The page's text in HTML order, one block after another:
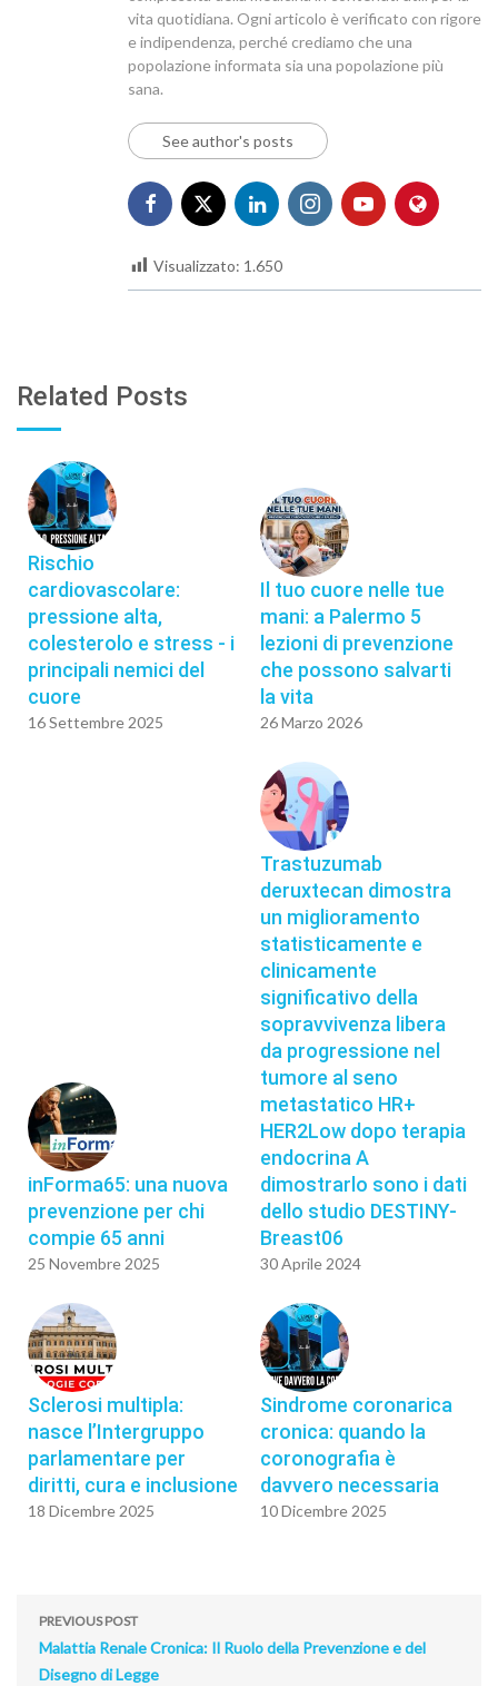
vita quotidiana. Ogni articolo è verificato con rigore
e indipendenza, perché crediamo che una
popolazione informata sia una popolazione più
sana.
See author's posts
Visualizzato: 1.650
Related Posts
Rischio
cardiovascolare:
pressione alta,
colesterolo e stress - i
principali nemici del
cuore
16 Settembre 2025
Il tuo cuore nelle tue
mani: a Palermo 5
lezioni di prevenzione
che possono salvarti
la vita
26 Marzo 2026
inForma65: una nuova
prevenzione per chi
compie 65 anni
25 Novembre 2025
Trastuzumab
deruxtecan dimostra
un miglioramento
statisticamente e
clinicamente
significativo della
sopravvivenza libera
da progressione nel
tumore al seno
metastatico HR+
HER2Low dopo terapia
endocrina A
dimostrarlo sono i dati
dello studio DESTINY-
Breast06
30 Aprile 2024
Sclerosi multipla:
nasce l’Intergruppo
parlamentare per
diritti, cura e inclusione
18 Dicembre 2025
Sindrome coronarica
cronica: quando la
coronografia è
davvero necessaria
10 Dicembre 2025
PREVIOUS POST
Malattia Renale Cronica: Il Ruolo della Prevenzione e del
Disegno di Legge